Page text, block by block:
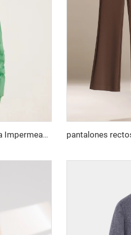
Abrigo Acolchado Cálido a la Moda Impermeable para Mujer Bolsillo Inclinado Cuello Recto sin Capucha Chaqueta Larga de Plumas para Damas